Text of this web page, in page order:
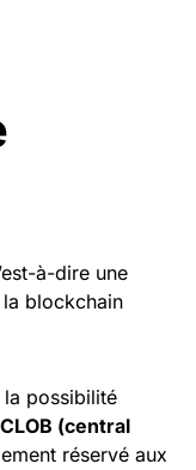
à-dire une
blockchain
la possibilité
CLOB (central
réservé aux